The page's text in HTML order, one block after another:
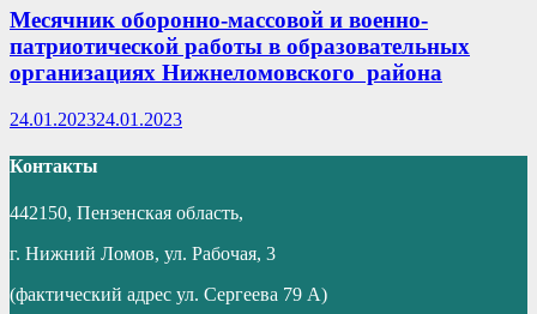
Месячник оборонно-массовой и военно-
патриотической работы в образовательных
организациях Нижнеломовского района
24.01.202324.01.2023
Контакты
442150, Пензенская область,
г. Нижний Ломов, ул. Рабочая, 3
(фактический адрес ул. Сергеева 79 А)